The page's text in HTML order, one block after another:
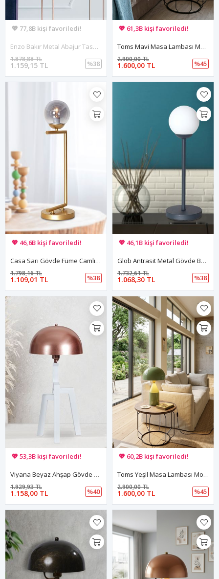
💖 77,8B kişi favoriledi!
💸 Sepette 100 TL indirim!
Enzo Bakır Metal Abajur Tasarım Lüx Masa Lambası
1.159,15 TL
1.878,88 TL
%38
💖 61,3B kişi favoriledi!
💸 Sepette 100 TL indirim!
Toms Mavi Masa Lambası Modern Dekoratif Metal Tasarım Şık Aydınlatma
1.600,00 TL
2.900,00 TL
%45
🚚 Hızlı teslimat yapılıyor!
💖 46,6B kişi favoriledi!
💸 Sepette 100 TL indirim!
Casa Sarı Gövde Füme Camlı Tasarım Lüx Masa Lambası
1.109,01 TL
1.798,16 TL
%38
🚚 Hızlı teslimat yapılıyor!
💖 46,1B kişi favoriledi!
💸 Sepette 100 TL indirim!
Glob Antrasit Metal Gövde Beyaz Camlı Tasarım Lüx Masa Lambası
1.068,30 TL
1.732,61 TL
%38
🚚 Hızlı teslimat yapılıyor!
💖 53,3B kişi favoriledi!
💸 Sepette 100 TL indirim!
Viyana Beyaz Ahşap Gövde Bakır Başlık Tasarım Lüx Masa Lambası
1.158,00 TL
1.929,93 TL
%40
🚚 Hızlı teslimat yapılıyor!
💖 60,2B kişi favoriledi!
💸 Sepette 100 TL indirim!
Toms Yeşil Masa Lambası Modern Dekoratif Metal Tasarım Şık Aydınlatma
1.600,00 TL
2.900,00 TL
%45